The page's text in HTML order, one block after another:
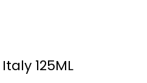
125ML